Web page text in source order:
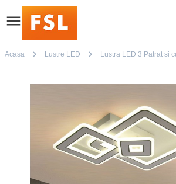
Acasa Lustre LED Lustra LED 3 Patrat si